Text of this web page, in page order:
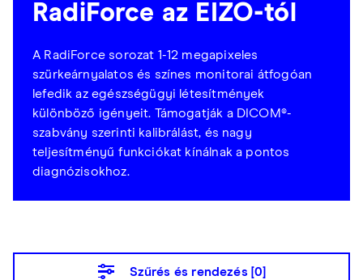
RadiForce az EIZO-tól
A RadiForce sorozat 1-12 megapixeles
szürkeárnyalatos és színes monitorai átfogóan
lefedik az egészségügyi létesítmények
különböző igényeit. Támogatják a DICOM®-
szabvány szerinti kalibrálást, és nagy
teljesítményű funkciókat kínálnak a pontos
diagnózisokhoz.
Szűrés és rendezés [0]